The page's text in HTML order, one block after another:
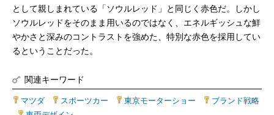
として親しまれている「ソウルレッド」と同じく赤色だ。しかし
ソウルレッドをそのまま用いるのではなく、エネルギッシュな鮮
やかさと深みのコントラストを強めた、特別な赤色を採用してい
るということだった。
関連キーワード
マツダ スポーツカー 東京モーターショー
ブランド戦略